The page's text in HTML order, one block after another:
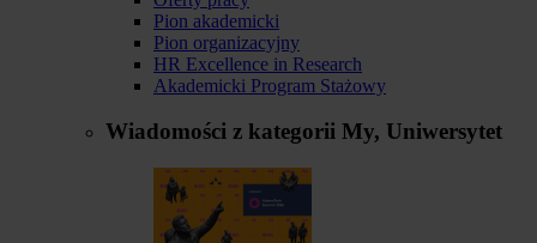
Pion akademicki
Pion organizacyjny
HR Excellence in Research
Akademicki Program Stażowy
Wiadomości z kategorii My, Uniwersytet